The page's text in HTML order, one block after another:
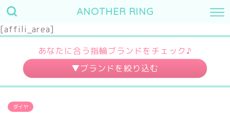
ANOTHER RING
[affili_area]
あなたに合う指輪ブランドをチェック♪
ダイヤ